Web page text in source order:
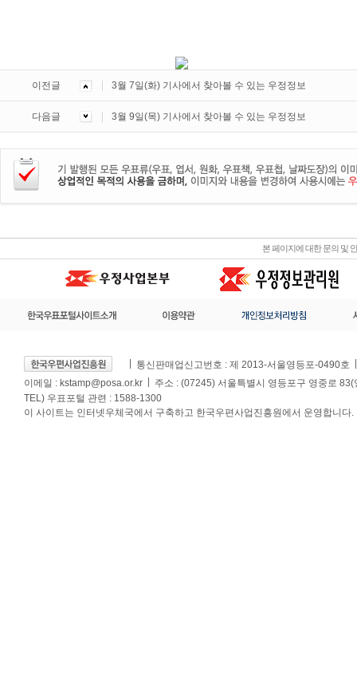
이전글 3월 7일(화) 기사에서 찾아볼 수 있는 우정정보
다음글 3월 9일(목) 기사에서 찾아볼 수 있는 우정정보
본 페이지에 대한 문의 및
통신판매업신고번호 : 제 2013-서울영등포-0490호
이메일 : kstamp@posa.or.kr
주소 : (07245) 서울특별시 영등포구 영중로
TEL) 우표포털 관련 : 1588-1300
이 사이트는 인터넷우체국에서 구축하고 한국우편사업진흥원에서 운영합니다.